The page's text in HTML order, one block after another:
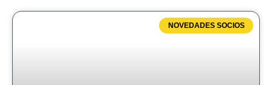
NOVEDADES SOCIOS